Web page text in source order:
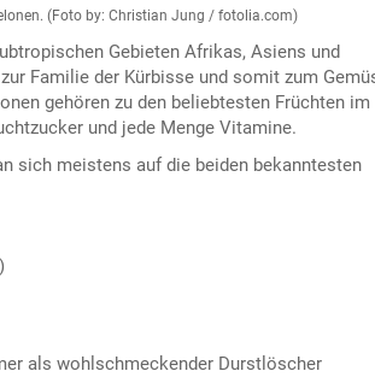
(Foto by: Christian Jung / fotolia.com)
Gebieten Afrikas, Asiens und
Familie der Kürbisse und somit zum
gehören zu den beliebtesten Früchten im
und jede Menge Vitamine.
sich meistens auf die beiden bekanntesten
als wohlschmeckender Durstlöscher